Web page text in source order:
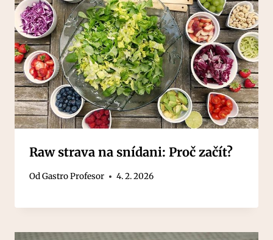
Raw strava na snídani: Proč začít?
OdGastro Profesor 4. 2. 2026